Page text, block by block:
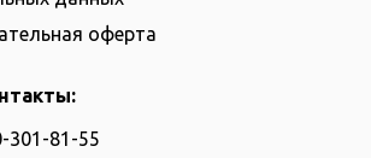
301-81-55
оферта